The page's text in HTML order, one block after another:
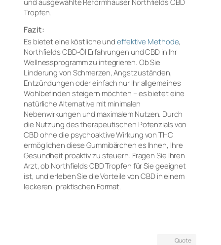
Tropfen.
Fazit:
Es bietet eine köstliche undeffektive Methode,
Northfields CBD-Öl Erfahrungen und CBD in Ihr
Wellnessprogramm zu integrieren. Ob Sie
Linderung von Schmerzen, Angstzuständen,
Entzündungen oder einfach nur Ihr allgemeines
Wohlbefinden steigern möchten – es bietet eine
natürliche Alternative mit minimalen
Nebenwirkungen und maximalem Nutzen. Durch
die Nutzung des therapeutischen Potenzials von
CBD ohne die psychoaktive Wirkung von THC
ermöglichen diese Gummibärchen es Ihnen, Ihre
Gesundheit proaktiv zu steuern. Fragen Sie Ihren
Arzt, ob Northfields CBD Tropfen für Sie geeignet
ist, und erleben Sie die Vorteile von CBD in einem
leckeren, praktischen Format.
Quote